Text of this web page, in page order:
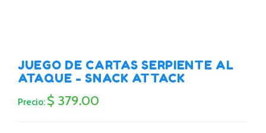
JUEGO DE CARTAS SERPIENTE AL
ATAQUE - SNACK ATTACK
Precio: $ 379.00